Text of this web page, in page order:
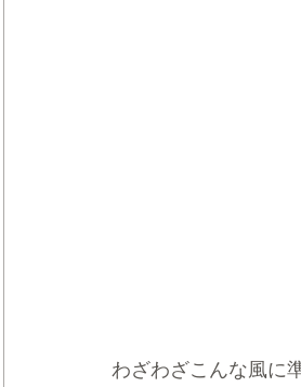
わざわざこんな風に